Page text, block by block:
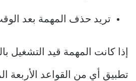
تريد حذف المهمة بعد
إذا كانت المهمة قيد التشغيل
تطبيق أي من القواعد الأربعة